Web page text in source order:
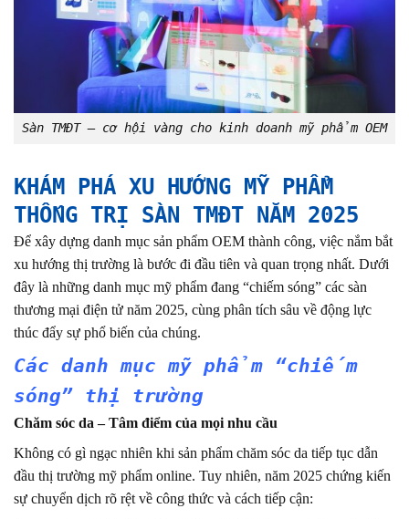
Sàn TMĐT – cơ hội vàng cho kinh doanh mỹ phẩm OEM
KHÁM PHÁ XU HƯỚNG MỸ PHẨM
THỐNG TRỊ SÀN TMĐT NĂM 2025
Để xây dựng danh mục sản phẩm OEM thành công, việc nắm bắt
xu hướng thị trường là bước đi đầu tiên và quan trọng nhất. Dưới
đây là những danh mục mỹ phẩm đang “chiếm sóng” các sàn
thương mại điện tử năm 2025, cùng phân tích sâu về động lực
thúc đẩy sự phổ biến của chúng.
Các danh mục mỹ phẩm “chiếm
sóng” thị trường
Chăm sóc da – Tâm điểm của mọi nhu cầu
Không có gì ngạc nhiên khi sản phẩm chăm sóc da tiếp tục dẫn
đầu thị trường mỹ phẩm online. Tuy nhiên, năm 2025 chứng kiến
sự chuyển dịch rõ rệt về công thức và cách tiếp cận: